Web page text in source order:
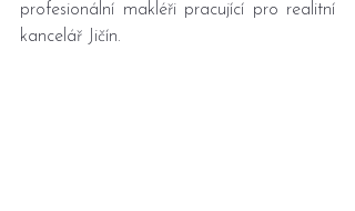
profesionální makléři pracující pro realitní
kancelář Jičín.